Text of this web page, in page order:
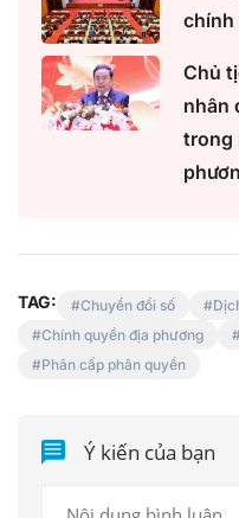
chính
Chủ
nhân
trong
TAG: Chuyển đổi số
Chính quyền địa phương
Phân cấp phân quyền
Ý kiến của bạn